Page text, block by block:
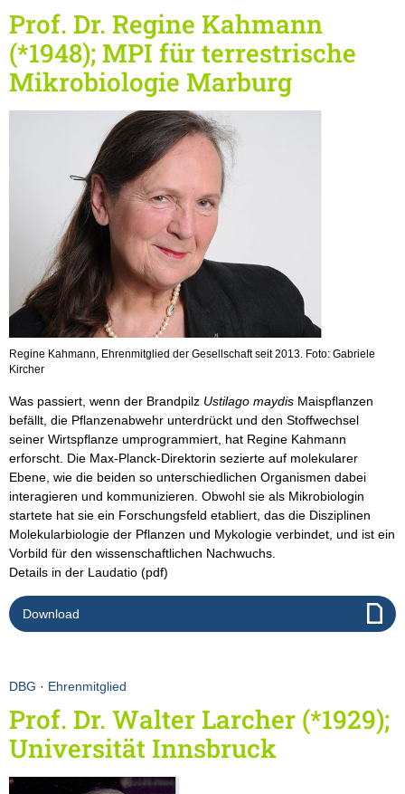
Prof. Dr. Regine Kahmann
(*1948); MPI für terrestrische
Mikrobiologie Marburg
Regine Kahmann, Ehrenmitglied der Gesellschaft seit 2013. Foto: Gabriele
Kircher
Was passiert, wenn der Brandpilz Ustilago maydis Maispflanzen
befällt, die Pflanzenabwehr unterdrückt und den Stoffwechsel
seiner Wirtspflanze umprogrammiert, hat Regine Kahmann
erforscht. Die Max-Planck-Direktorin sezierte auf molekularer
Ebene, wie die beiden so unterschiedlichen Organismen dabei
interagieren und kommunizieren. Obwohl sie als Mikrobiologin
startete hat sie ein Forschungsfeld etabliert, das die Disziplinen
Molekularbiologie der Pflanzen und Mykologie verbindet, und ist ein
Vorbild für den wissenschaftlichen Nachwuchs.
Details in der Laudatio (pdf)
Download
DBG · Ehrenmitglied
Prof. Dr. Walter Larcher (*1929);
Universität Innsbruck